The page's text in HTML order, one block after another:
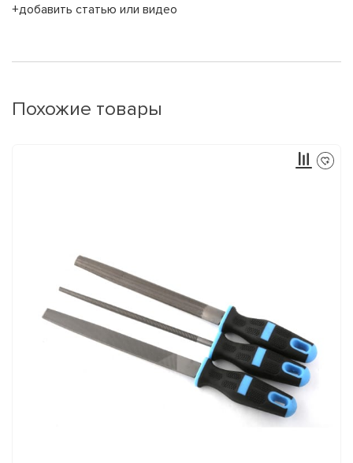
+добавить статью или видео
Похожие товары